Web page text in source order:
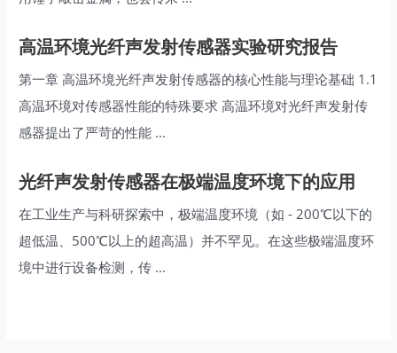
高温环境光纤声发射传感器实验研究报告
第一章 高温环境光纤声发射传感器的核心性能与理论基础 1.1
高温环境对传感器性能的特殊要求 高温环境对光纤声发射传
感器提出了严苛的性能 ...
光纤声发射传感器在极端温度环境下的应用
在工业生产与科研探索中，极端温度环境（如 - 200℃以下的
超低温、500℃以上的超高温）并不罕见。在这些极端温度环
境中进行设备检测，传 ...